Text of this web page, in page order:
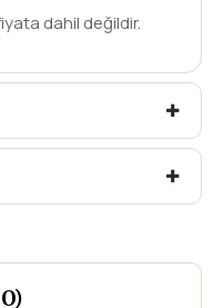
dahil değildir.